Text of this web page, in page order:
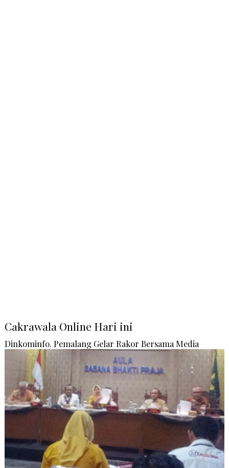
Cakrawala Online Hari ini
Dinkominfo. Pemalang Gelar Rakor Bersama Media